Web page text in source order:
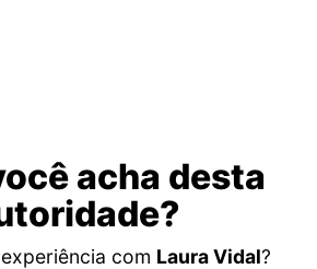
acha desta
com Laura Vidal?